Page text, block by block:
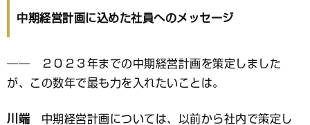
中期経営計画に込めた社員へのメッセージ
―― ２０２３年までの中期経営計画を策定しました
が、この数年で最も力を入れたいことは。
川端 中期経営計画については、以前から社内で策定し